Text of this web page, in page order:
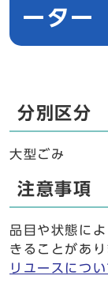
ーター
分別区分
大型ごみ
注意事項
品目や状態に
きることがあり
リユースにつ